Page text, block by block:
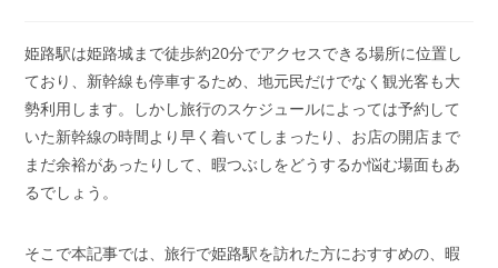
姫路駅は姫路城まで徒歩約20分でアクセスできる場所に位置し
ており、新幹線も停車するため、地元民だけでなく観光客も大
勢利用します。しかし旅行のスケジュールによっては予約して
いた新幹線の時間より早く着いてしまったり、お店の開店まで
まだ余裕があったりして、暇つぶしをどうするか悩む場面もあ
るでしょう。
そこで本記事では、旅行で姫路駅を訪れた方におすすめの、暇